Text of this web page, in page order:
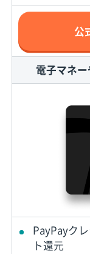
公
電子マネ
PayPayク
ト還元